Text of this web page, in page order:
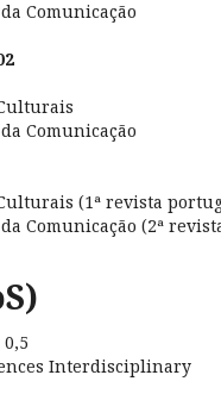
Comunicação
Comunicação
(1ª revista
Comunicação (2ª
0,5
Interdisciplinary